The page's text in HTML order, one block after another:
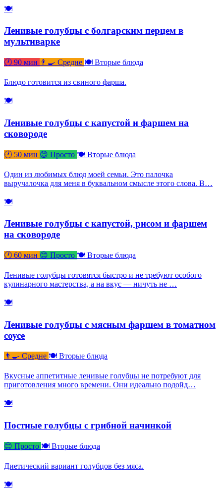
🍽
Ленивые голубцы с болгарским перцем в
мультиварке
🕐 90 мин 👨‍🍳 Средне 🍽 Вторые блюда
Блюдо готовится из свиного фарша.
🍽
Ленивые голубцы с капустой и фаршем на
сковороде
🕐 50 мин 😊 Просто 🍽 Вторые блюда
Один из любимых блюд моей семьи. Это палочка
выручалочка для меня в буквальном смысле этого слова. В…
🍽
Ленивые голубцы с капустой, рисом и фаршем
на сковороде
🕐 60 мин 😊 Просто 🍽 Вторые блюда
Ленивые голубцы готовятся быстро и не требуют особого
кулинарного мастерства, а на вкус — ничуть не …
🍽
Ленивые голубцы с мясным фаршем в томатном
соусе
👨‍🍳 Средне 🍽 Вторые блюда
Вкусные аппетитные ленивые голубцы не потребуют для
приготовления много времени. Они идеально подойд…
🍽
Постные голубцы с грибной начинкой
😊 Просто 🍽 Вторые блюда
Диетический вариант голубцов без мяса.
🍽